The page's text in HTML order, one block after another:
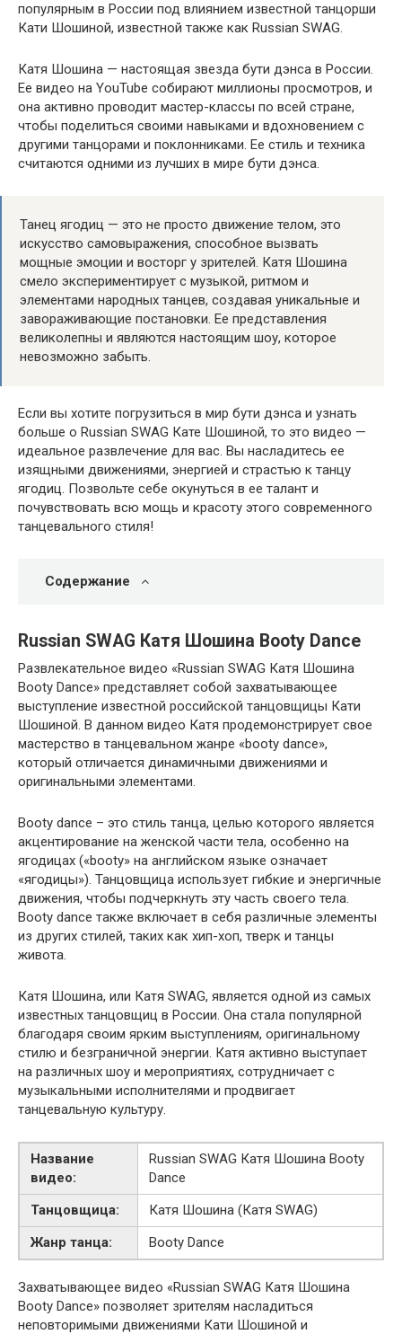
популярным в России под влиянием известной танцорши
Кати Шошиной, известной также как Russian SWAG.
Катя Шошина — настоящая звезда бути дэнса в России.
Ее видео на YouTube собирают миллионы просмотров, и
она активно проводит мастер-классы по всей стране,
чтобы поделиться своими навыками и вдохновением с
другими танцорами и поклонниками. Ее стиль и техника
считаются одними из лучших в мире бути дэнса.
Танец ягодиц — это не просто движение телом, это
искусство самовыражения, способное вызвать
мощные эмоции и восторг у зрителей. Катя Шошина
смело экспериментирует с музыкой, ритмом и
элементами народных танцев, создавая уникальные и
завораживающие постановки. Ее представления
великолепны и являются настоящим шоу, которое
невозможно забыть.
Если вы хотите погрузиться в мир бути дэнса и узнать
больше о Russian SWAG Кате Шошиной, то это видео —
идеальное развлечение для вас. Вы насладитесь ее
изящными движениями, энергией и страстью к танцу
ягодиц. Позвольте себе окунуться в ее талант и
почувствовать всю мощь и красоту этого современного
танцевального стиля!
Содержание
Russian SWAG Катя Шошина Booty Dance
Развлекательное видео «Russian SWAG Катя Шошина
Booty Dance» представляет собой захватывающее
выступление известной российской танцовщицы Кати
Шошиной. В данном видео Катя продемонстрирует свое
мастерство в танцевальном жанре «booty dance»,
который отличается динамичными движениями и
оригинальными элементами.
Booty dance – это стиль танца, целью которого является
акцентирование на женской части тела, особенно на
ягодицах («booty» на английском языке означает
«ягодицы»). Танцовщица использует гибкие и энергичные
движения, чтобы подчеркнуть эту часть своего тела.
Booty dance также включает в себя различные элементы
из других стилей, таких как хип-хоп, тверк и танцы
живота.
Катя Шошина, или Катя SWAG, является одной из самых
известных танцовщиц в России. Она стала популярной
благодаря своим ярким выступлениям, оригинальному
стилю и безграничной энергии. Катя активно выступает
на различных шоу и мероприятиях, сотрудничает с
музыкальными исполнителями и продвигает
танцевальную культуру.
Название
видео:
Russian SWAG Катя Шошина Booty
Dance
Танцовщица:
Катя Шошина (Катя SWAG)
Жанр танца:
Booty Dance
Захватывающее видео «Russian SWAG Катя Шошина
Booty Dance» позволяет зрителям насладиться
неповторимыми движениями Кати Шошиной и